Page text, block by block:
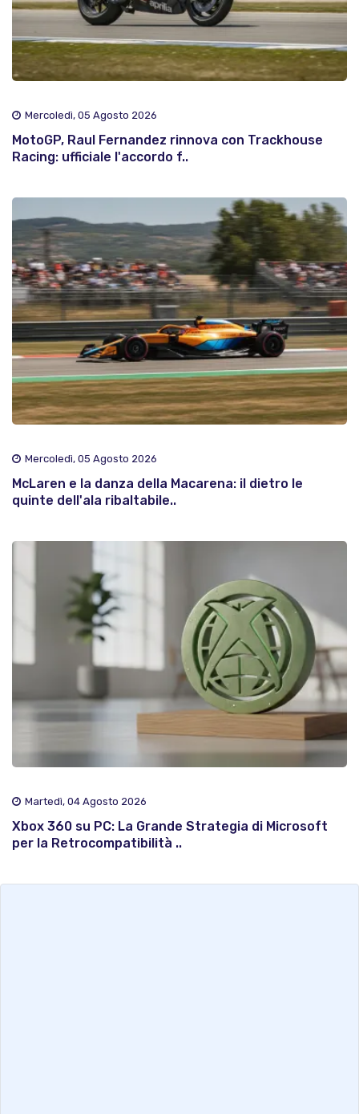
Mercoledì, 05 Agosto 2026
MotoGP, Raul Fernandez rinnova con Trackhouse
Racing: ufficiale l'accordo f..
Mercoledì, 05 Agosto 2026
McLaren e la danza della Macarena: il dietro le
quinte dell'ala ribaltabile..
Martedì, 04 Agosto 2026
Xbox 360 su PC: La Grande Strategia di Microsoft
per la Retrocompatibilità ..